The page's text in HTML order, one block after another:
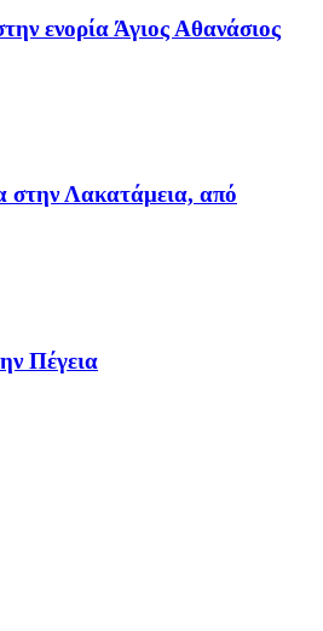
ενορία Άγιος Αθανάσιος
στην Λακατάμεια, από
Πέγεια